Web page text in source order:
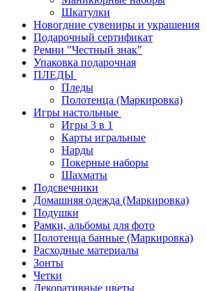
Шкатулки
Новогдние сувениры и украшения
Подарочный сертификат
Ремни "Честный знак"
Упаковка подарочная
ПЛЕДЫ
Пледы
Полотенца (Маркировка)
Игры настольные
Игры 3 в 1
Карты игральные
Нарды
Покерные наборы
Шахматы
Подсвечники
Домашняя одежда (Маркировка)
Подушки
Рамки, альбомы для фото
Полотенца банные (Маркировка)
Расходные материалы
Зонты
Четки
Декоративные цветы